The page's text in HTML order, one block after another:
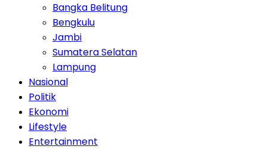
Bangka Belitung
Bengkulu
Jambi
Sumatera Selatan
Lampung
Nasional
Politik
Ekonomi
Lifestyle
Entertainment